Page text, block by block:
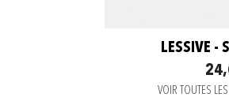
LESSIVE -
VOIR TOUTES